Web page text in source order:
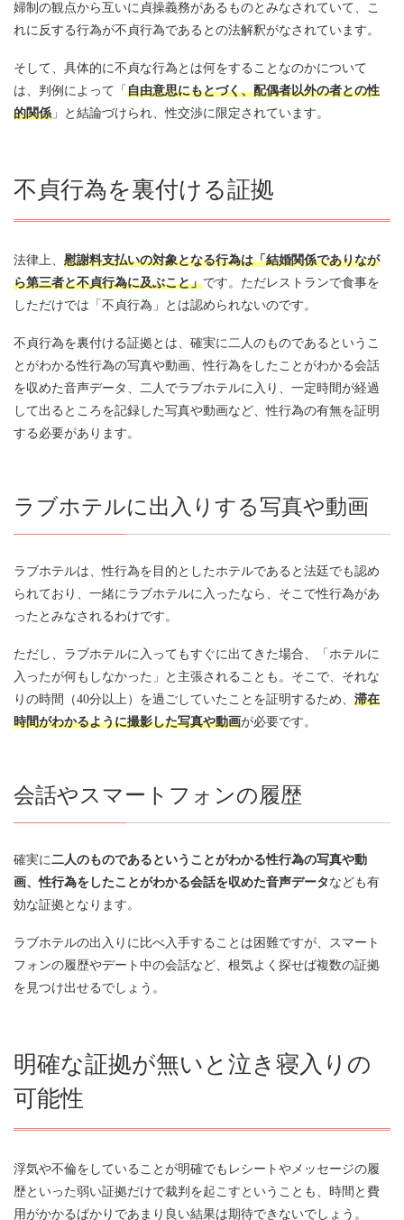
婦制の観点から互いに貞操義務があるものとみなされていて、こ
れに反する行為が不貞行為であるとの法解釈がなされています。
そして、具体的に不貞な行為とは何をすることなのかについて
は、判例によって「 自由意思にもとづく、配偶者以外の者との性
的関係 」と結論づけられ、性交渉に限定されています。
不貞行為を裏付ける証拠
法律上、 慰謝料支払いの対象となる行為は「結婚関係でありなが
ら第三者と不貞行為に及ぶこと」です。ただレストランで食事を
しただけでは「不貞行為」とは認められないのです。
不貞行為を裏付ける証拠とは、確実に二人のものであるというこ
とがわかる性行為の写真や動画、性行為をしたことがわかる会話
を収めた音声データ、二人でラブホテルに入り、一定時間が経過
して出るところを記録した写真や動画など、性行為の有無を証明
する必要があります。
ラブホテルに出入りする写真や動画
ラブホテルは、性行為を目的としたホテルであると法廷でも認め
られており、一緒にラブホテルに入ったなら、そこで性行為があ
ったとみなされるわけです。
ただし、ラブホテルに入ってもすぐに出てきた場合、「ホテルに
入ったが何もしなかった」と主張されることも。そこで、それな
りの時間（40分以上）を過ごしていたことを証明するため、 滞在
時間がわかるように撮影した写真や動画が必要です。
会話やスマートフォンの履歴
確実に二人のものであるということがわかる性行為の写真や動
画、性行為をしたことがわかる会話を収めた音声データ なども有
効な証拠となります。
ラブホテルの出入りに比べ入手することは困難ですが、スマート
フォンの履歴やデート中の会話など、根気よく探せば複数の証拠
を見つけ出せるでしょう。
明確な証拠が無いと泣き寝入りの
可能性
浮気や不倫をしていることが明確でもレシートやメッセージの履
歴といった弱い証拠だけで裁判を起こすということも、時間と費
用がかかるばかりであまり良い結果は期待できないでしょう。